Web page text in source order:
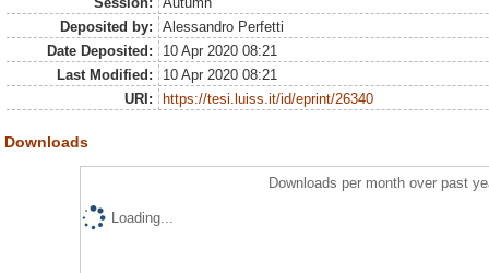
Deposited by:
Alessandro Perfetti
Date Deposited:
10 Apr 2020 08:21
Last Modified:
10 Apr 2020 08:21
URI:
https://tesi.luiss.it/id/eprint/26340
Downloads
Downloads per month over past
Loading...